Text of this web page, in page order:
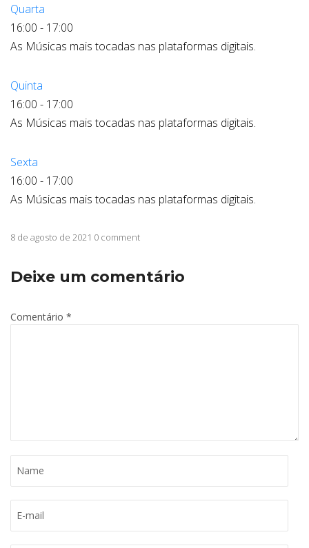
Quarta
16:00 - 17:00
As Músicas mais tocadas nas plataformas digitais.
Quinta
16:00 - 17:00
As Músicas mais tocadas nas plataformas digitais.
Sexta
16:00 - 17:00
As Músicas mais tocadas nas plataformas digitais.
8 de agosto de 2021 0 comment
Deixe um comentário
Comentário *